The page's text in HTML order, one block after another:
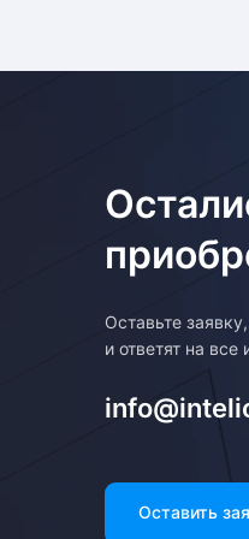
Оставьте
и ответят на
Оставить